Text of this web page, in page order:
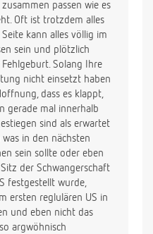
passen wie es
Oft ist trotzdem alles
kann alles völlig im
sein und plötzlich
Solang Ihre
nicht einsetzt haben
dass es klappt,
gerade mal innerhalb
sind als erwartet
in den nächsten
sein sollte oder eben
der Schwangerschaft
festgestellt wurde,
ersten reglulären US in
und eben nicht das
argwöhnisch